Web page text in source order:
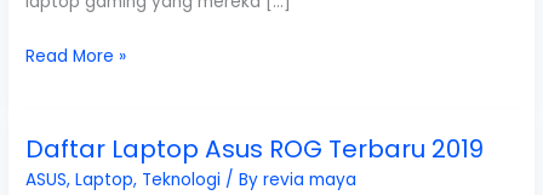
Daftar
Asus
Terbaru
Read More »
Daftar Laptop Asus ROG Terbaru 2019
ASUS,Laptop, Teknologi / Byrevia maya